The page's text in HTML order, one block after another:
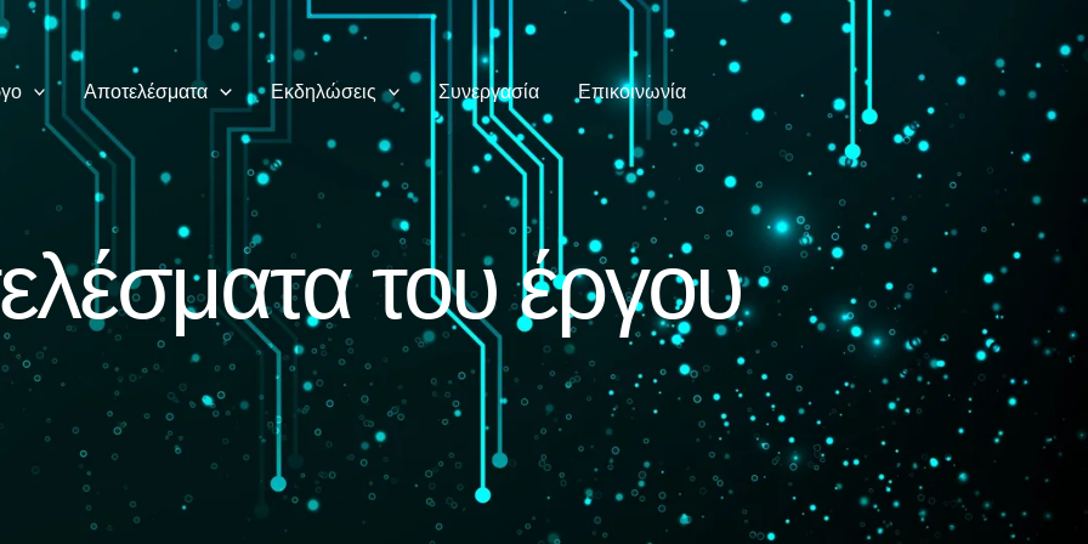
Αποτελέσματα Εκδηλώσεις Συνεργασία Επικοινωνία
του έργου